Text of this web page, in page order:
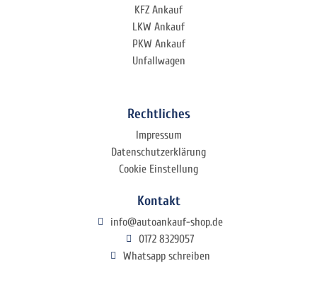
KFZ Ankauf
LKW Ankauf
PKW Ankauf
Unfallwagen
Rechtliches
Impressum
Datenschutzerklärung
Cookie Einstellung
Kontakt
info@autoankauf-shop.de
0172 8329057
Whatsapp schreiben